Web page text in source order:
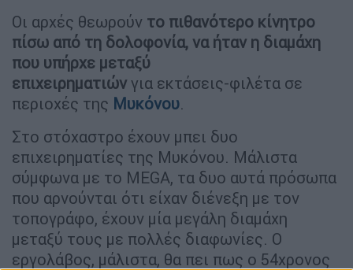
Οι αρχές θεωρούν το πιθανότερο κίνητρο
πίσω από τη δολοφονία, να ήταν η διαμάχη
που υπήρχε μεταξύ
επιχειρηματιών για εκτάσεις-φιλέτα σε
περιοχές της Μυκόνου.
Στο στόχαστρο έχουν μπει δυο
επιχειρηματίες της Μυκόνου. Μάλιστα
σύμφωνα με το MEGA, τα δυο αυτά πρόσωπα
που αρνούνται ότι είχαν διένεξη με τον
τοπογράφο, έχουν μία μεγάλη διαμάχη
μεταξύ τους με πολλές διαφωνίες. Ο
εργολάβος, μάλιστα, θα πει πως ο 54χρονος